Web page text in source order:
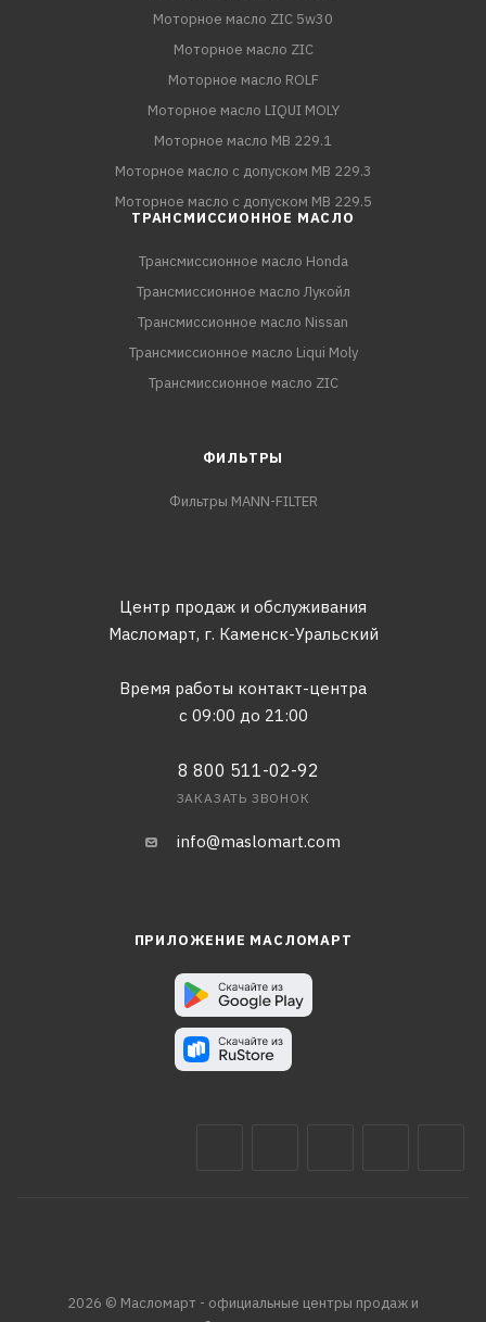
Моторное масло ZIC 5w30
Моторное масло ZIC
Моторное масло ROLF
Моторное масло LIQUI MOLY
Моторное масло MB 229.1
Моторное масло с допуском MB 229.3
Моторное масло с допуском MB 229.5
ТРАНСМИССИОННОЕ МАСЛО
Трансмиссионное масло Honda
Трансмиссионное масло Лукойл
Трансмиссионное масло Nissan
Трансмиссионное масло Liqui Moly
Трансмиссионное масло ZIC
ФИЛЬТРЫ
Фильтры MANN-FILTER
Центр продаж и обслуживания
Масломарт, г. Каменск-Уральский
Время работы контакт-центра
с 09:00 до 21:00
8 800 511-02-92
ЗАКАЗАТЬ ЗВОНОК
info@maslomart.com
ПРИЛОЖЕНИЕ МАСЛОМАРТ
2026 © Масломарт - официальные центры продаж и